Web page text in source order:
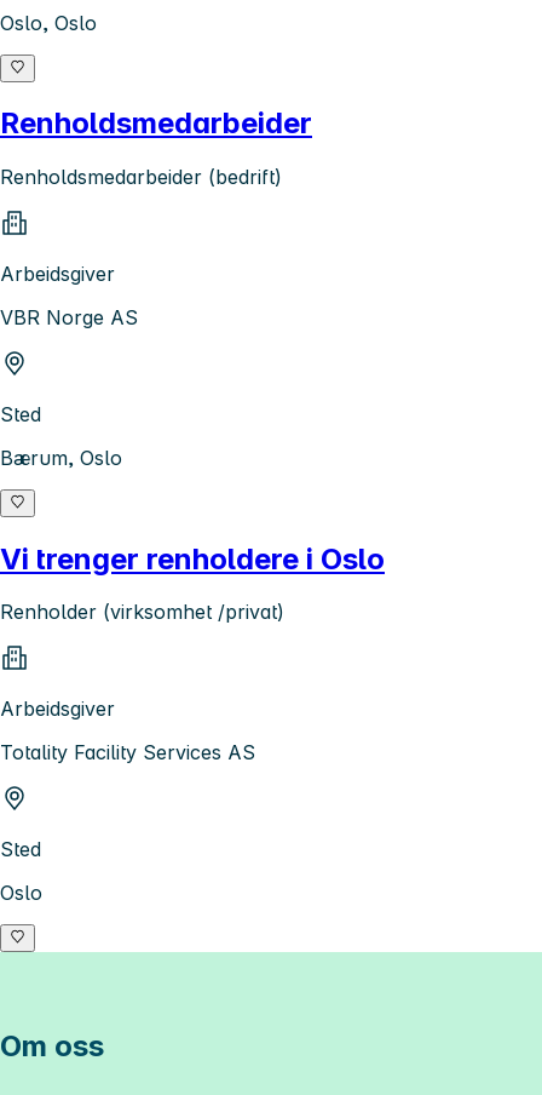
Oslo, Oslo
Renholdsmedarbeider
Renholdsmedarbeider (bedrift)
Arbeidsgiver
VBR Norge AS
Sted
Bærum, Oslo
Vi trenger renholdere i Oslo
Renholder (virksomhet /privat)
Arbeidsgiver
Totality Facility Services AS
Sted
Oslo
Om oss